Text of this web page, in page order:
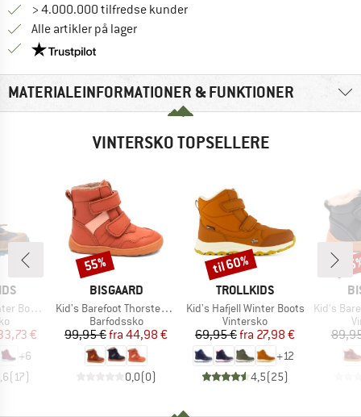
> 4.000.000 tilfredse kunder
Alle artikler på lager
Vi er Trustpilot-certificeret - oplysningerne får du
MATERIALEINFORMATIONER & FUNKTIONER
VINTERSKO TOPSELLERE
XT
pris
€
+6
(17)
MÆRKE
BISGAARD
Artikel
Kid's Barefoot Thorsten Tex
Produktgruppe
Barfodssko
Pris
99,95 € Nedsat pris
fra 44,98 €
0,0(0)
Rabat
55%
MÆRKE
TROLLKIDS
Artikel
Kid's Hafjell Winter Boots
Produktgruppe
Vintersko
Pris
69,95 € Nedsat pris
fra 27,98 €
+12
4,5(25)
Rabat
til 60%
Artikel
Kid's